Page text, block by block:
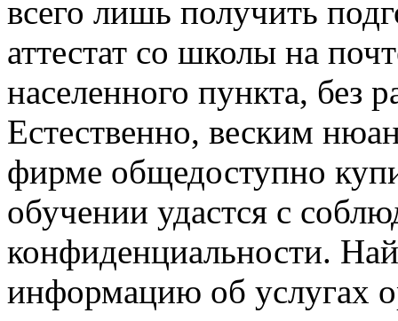
всего лишь получить
аттестат со школы на
населенного пункта, без
Естественно, веским
фирме общедоступно
обучении удастся с
конфиденциальности.
информацию об услугах